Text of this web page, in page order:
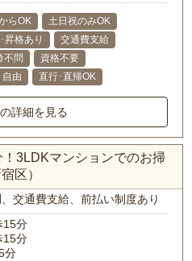
らOK
土日祝のみOK
昇格あり
交通費支給
不問
資格不要
自由 直行･直帰OK
詳細を見る
3LDKマンションでのお掃
区）
、交通費支給、前払い制度あり
15分
15分
分